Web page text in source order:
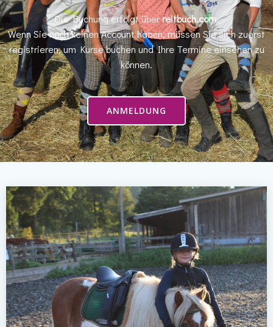
Die Buchung erfolgt überreitbuch.com.
Wenn Sie noch keinen Account haben, müssen Sie sich zuerst
registrieren, um Kurse buchen und Ihre Termine einsehen zu
können.
ANMELDUNG